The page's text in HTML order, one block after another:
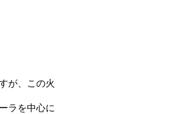
が、この火
ラを中心に